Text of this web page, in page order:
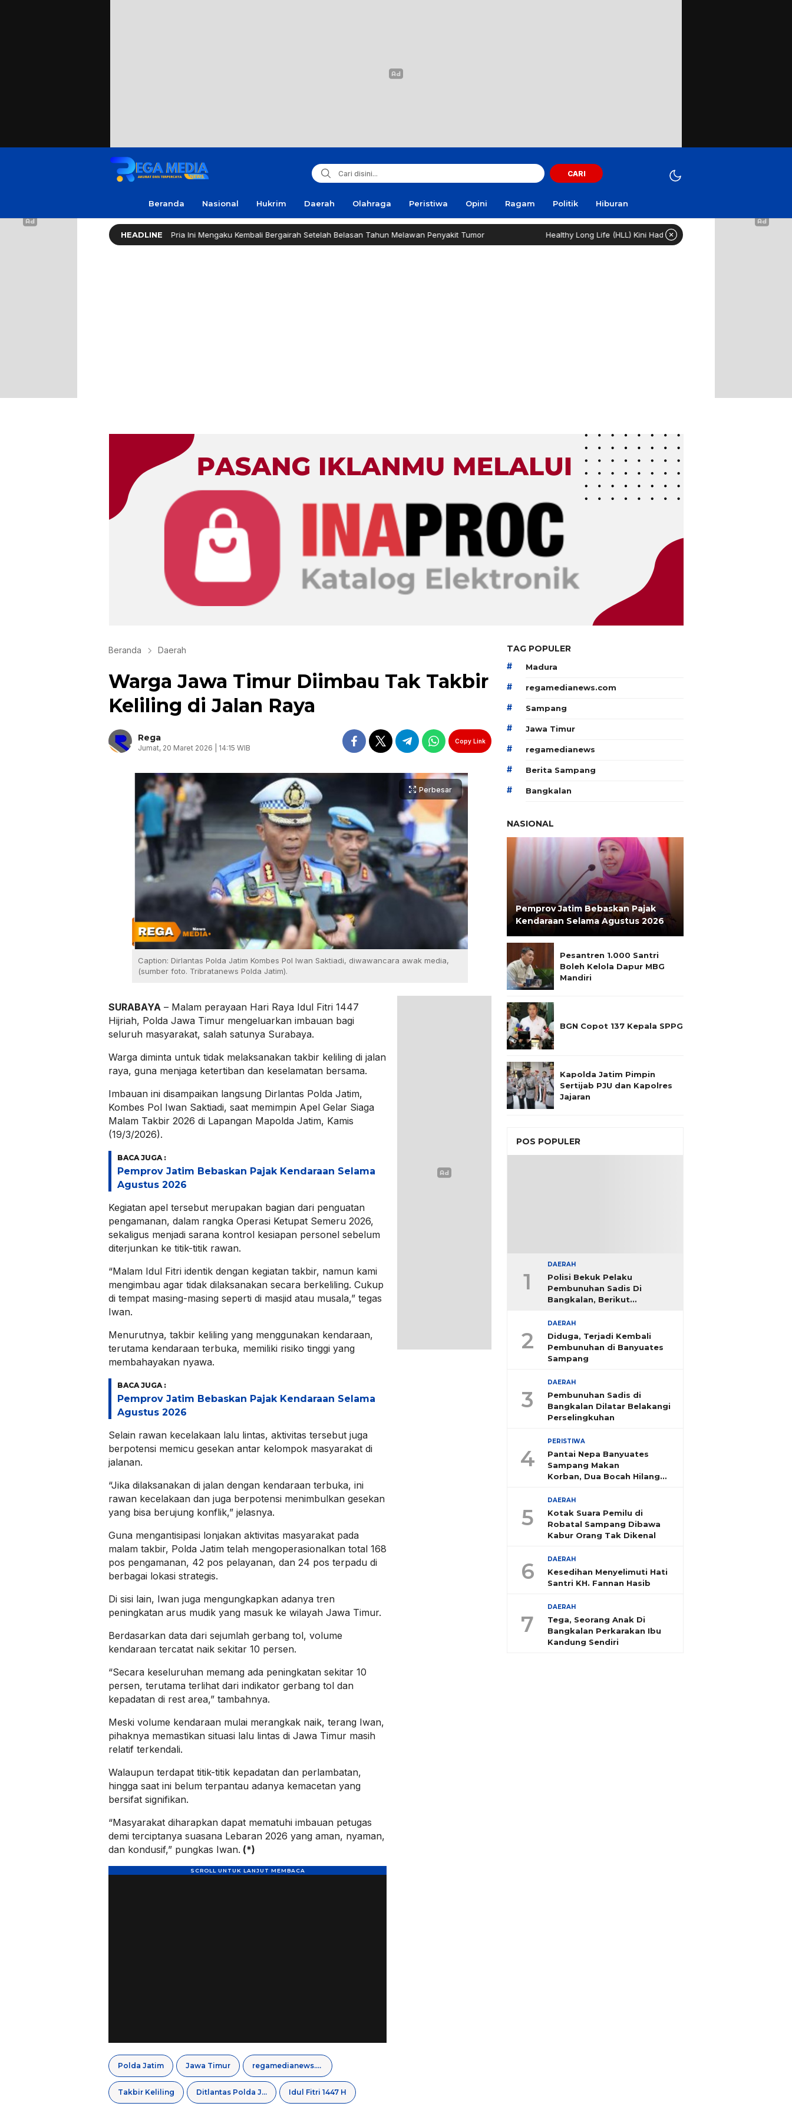
CARI
Beranda Nasional Hukrim Daerah Olahraga Peristiwa Opini Ragam Politik Hiburan
HEADLINE
Cepat Bupati Sampang, Pria Ini Mengaku Kembali Bergairah Setelah Belasan Tahun Melawan Penyakit Tumor Healthy Long Life (HLL) Kini Hadir di Surabaya Dengan Fasilitas Lengkap dan
Beranda Daerah
Warga Jawa Timur Diimbau Tak Takbir
Keliling di Jalan Raya
Rega
Jumat, 20 Maret 2026 | 14:15 WIB
Copy Link
Perbesar
Caption: Dirlantas Polda Jatim Kombes Pol Iwan Saktiadi, diwawancara awak media,
(sumber foto. Tribratanews Polda Jatim).
SURABAYA – Malam perayaan Hari Raya Idul Fitri 1447
Hijriah, Polda Jawa Timur mengeluarkan imbauan bagi
seluruh masyarakat, salah satunya Surabaya.
Warga diminta untuk tidak melaksanakan takbir keliling di jalan
raya, guna menjaga ketertiban dan keselamatan bersama.
Imbauan ini disampaikan langsung Dirlantas Polda Jatim,
Kombes Pol Iwan Saktiadi, saat memimpin Apel Gelar Siaga
Malam Takbir 2026 di Lapangan Mapolda Jatim, Kamis
(19/3/2026).
BACA JUGA :
Pemprov Jatim Bebaskan Pajak Kendaraan Selama
Agustus 2026
Kegiatan apel tersebut merupakan bagian dari penguatan
pengamanan, dalam rangka Operasi Ketupat Semeru 2026,
sekaligus menjadi sarana kontrol kesiapan personel sebelum
diterjunkan ke titik-titik rawan.
“Malam Idul Fitri identik dengan kegiatan takbir, namun kami
mengimbau agar tidak dilaksanakan secara berkeliling. Cukup
di tempat masing-masing seperti di masjid atau musala,” tegas
Iwan.
Menurutnya, takbir keliling yang menggunakan kendaraan,
terutama kendaraan terbuka, memiliki risiko tinggi yang
membahayakan nyawa.
BACA JUGA :
Pemprov Jatim Bebaskan Pajak Kendaraan Selama
Agustus 2026
Selain rawan kecelakaan lalu lintas, aktivitas tersebut juga
berpotensi memicu gesekan antar kelompok masyarakat di
jalanan.
“Jika dilaksanakan di jalan dengan kendaraan terbuka, ini
rawan kecelakaan dan juga berpotensi menimbulkan gesekan
yang bisa berujung konflik,” jelasnya.
Guna mengantisipasi lonjakan aktivitas masyarakat pada
malam takbir, Polda Jatim telah mengoperasionalkan total 168
pos pengamanan, 42 pos pelayanan, dan 24 pos terpadu di
berbagai lokasi strategis.
Di sisi lain, Iwan juga mengungkapkan adanya tren
peningkatan arus mudik yang masuk ke wilayah Jawa Timur.
Berdasarkan data dari sejumlah gerbang tol, volume
kendaraan tercatat naik sekitar 10 persen.
“Secara keseluruhan memang ada peningkatan sekitar 10
persen, terutama terlihat dari indikator gerbang tol dan
kepadatan di rest area,” tambahnya.
Meski volume kendaraan mulai merangkak naik, terang Iwan,
pihaknya memastikan situasi lalu lintas di Jawa Timur masih
relatif terkendali.
Walaupun terdapat titik-titik kepadatan dan perlambatan,
hingga saat ini belum terpantau adanya kemacetan yang
bersifat signifikan.
“Masyarakat diharapkan dapat mematuhi imbauan petugas
demi terciptanya suasana Lebaran 2026 yang aman, nyaman,
dan kondusif,” pungkas Iwan. (*)
Polda Jatim Jawa Timur regamedianews.com
Takbir Keliling Ditlantas Polda Jatim Idul Fitri 1447 H
TAG POPULER
# Madura
# regamedianews.com
# Sampang
# Jawa Timur
# regamedianews
# Berita Sampang
# Bangkalan
NASIONAL
Pemprov Jatim Bebaskan Pajak
Kendaraan Selama Agustus 2026
Pesantren 1.000 Santri
Boleh Kelola Dapur MBG
Mandiri
BGN Copot 137 Kepala SPPG
Kapolda Jatim Pimpin
Sertijab PJU dan Kapolres
Jajaran
POS POPULER
1
DAERAH
Polisi Bekuk Pelaku
Pembunuhan Sadis Di
Bangkalan, Berikut
2
DAERAH
Diduga, Terjadi Kembali
Pembunuhan di Banyuates
Sampang
3
DAERAH
Pembunuhan Sadis di
Bangkalan Dilatar Belakangi
Perselingkuhan
4
PERISTIWA
Pantai Nepa Banyuates
Sampang Makan
Korban, Dua Bocah Hilang
5
DAERAH
Kotak Suara Pemilu di
Robatal Sampang Dibawa
Kabur Orang Tak Dikenal
6 DAERAH
Kesedihan Menyelimuti Hati
Santri KH. Fannan Hasib
7
DAERAH
Tega, Seorang Anak Di
Bangkalan Perkarakan Ibu
Kandung Sendiri